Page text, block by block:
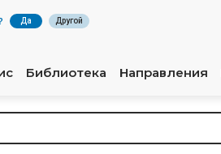
Да Другой
Библиотека Направления